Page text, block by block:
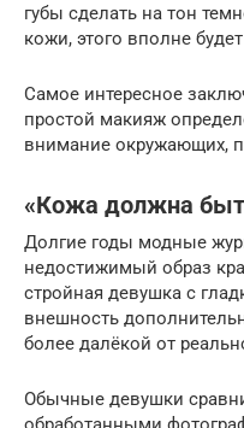
губы сделать на тон
кожи, этого вполне
Самое интересное
простой макияж
внимание окружающих,
«Кожа должна
Долгие годы модные
недостижимый образ
стройная девушка с
внешность
более далёкой от
Обычные девушки